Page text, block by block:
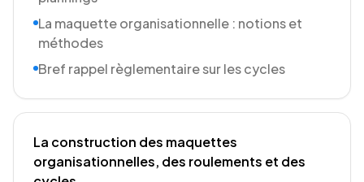
La maquette organisationnelle : notions et
méthodes
Bref rappel règlementaire sur les cycles
La construction des maquettes
organisationnelles, des roulements et des